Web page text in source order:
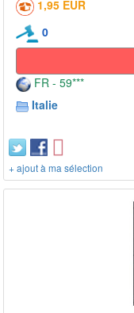
1,95 EUR
0
FR - 59***
Italie
+ ajout à ma sélection